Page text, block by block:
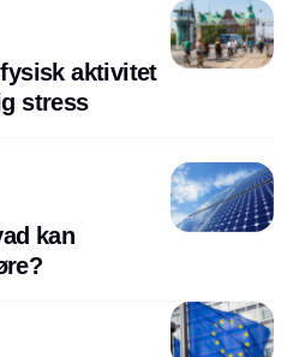
aktivitet
stress
kan